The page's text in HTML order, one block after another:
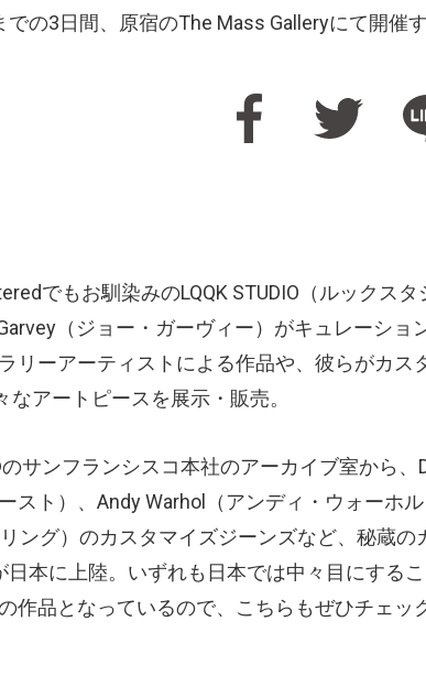
での3日間、原宿のThe Mass Galleryにて開催す
でもお馴染みのLQQK STUDIO（ルックスタ
（ジョー・ガーヴィー）がキュレーショ
リーアーティストによる作品や、彼らがカス
なアートピースを展示・販売。
サンフランシスコ本社のアーカイブ室から、
スト）、Andy Warhol（アンディ・ウォーホ
ング）のカスタマイズジーンズなど、秘蔵の
日本に上陸。いずれも日本では中々目にする
作品となっているので、こちらもぜひチェッ